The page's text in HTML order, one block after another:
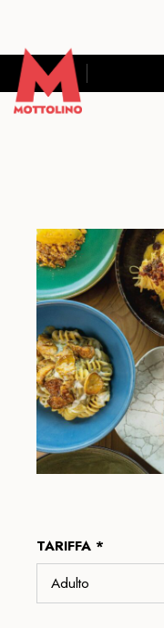
TARIFFA *